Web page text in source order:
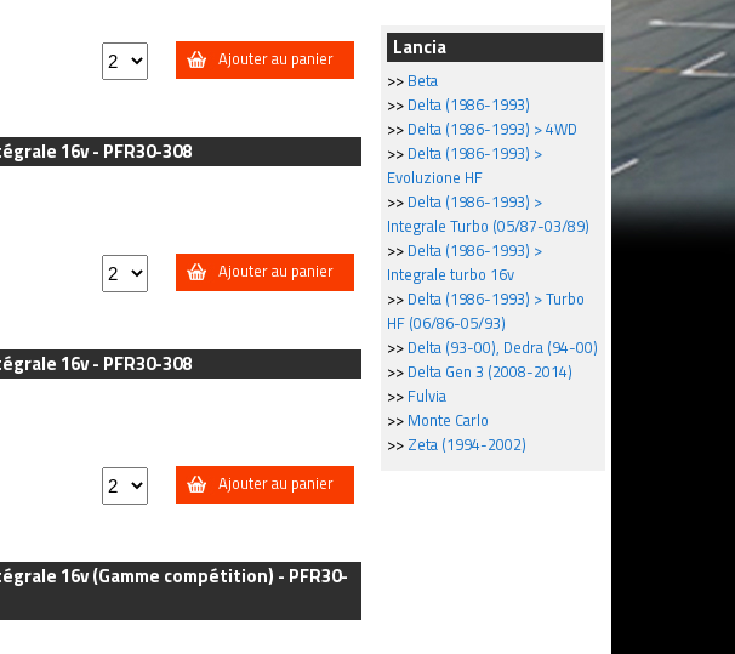
Ajouter au panier
16v - PFR30-308
Ajouter au panier
16v - PFR30-308
Ajouter au panier
16v (Gamme compétition) - PFR30-
Lancia
>> Beta
>> Delta (1986-1993)
>> Delta (1986-1993) > 4WD
>> Delta (1986-1993) >
Evoluzione HF
>> Delta (1986-1993) >
Integrale Turbo (05/87-03/89)
>> Delta (1986-1993) >
Integrale turbo 16v
>> Delta (1986-1993) > Turbo
HF (06/86-05/93)
>> Delta (93-00), Dedra (94-00)
>> Delta Gen 3 (2008-2014)
>> Fulvia
>> Monte Carlo
>> Zeta (1994-2002)